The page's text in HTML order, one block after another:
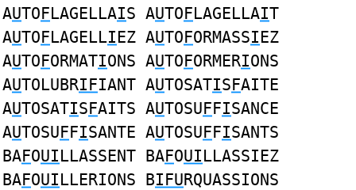
AUTOFLAGELLAIS AUTOFLAGELLAIT
AUTOFLAGELLIEZ AUTOFORMASSIEZ
AUTOFORMATIONS AUTOFORMERIONS
AUTOLUBRIFIANT AUTOSATISFAITE
AUTOSATISFAITS AUTOSUFFISANCE
AUTOSUFFISANTE AUTOSUFFISANTS
BAFOUILLASSENT BAFOUILLASSIEZ
BAFOUILLERIONS BIFURQUASSIONS